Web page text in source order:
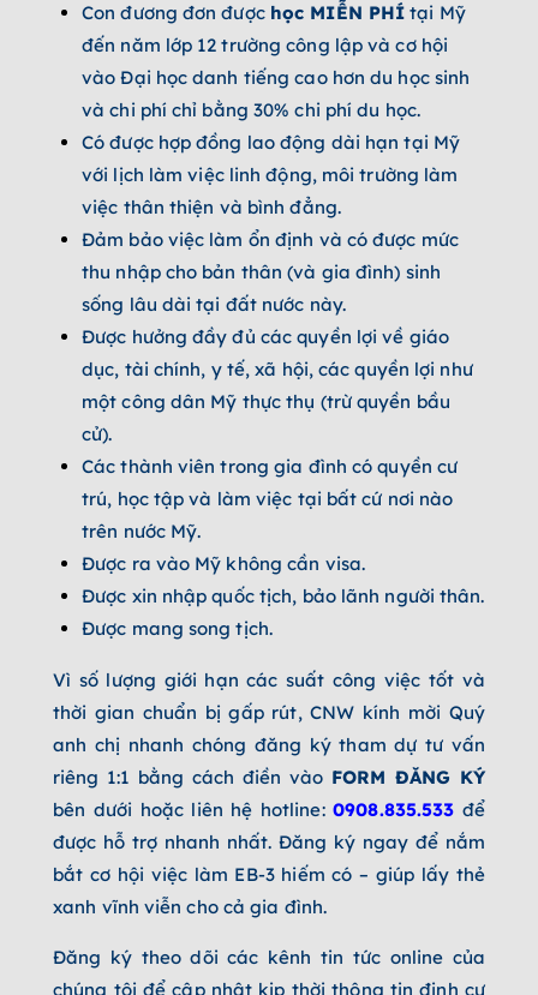
Con đương đơn được học MIỄN PHÍ tại Mỹ
đến năm lớp 12 trường công lập và cơ hội
vào Đại học danh tiếng cao hơn du học sinh
và chi phí chỉ bằng 30% chi phí du học.
Có được hợp đồng lao động dài hạn tại Mỹ
với lịch làm việc linh động, môi trường làm
việc thân thiện và bình đẳng.
Đảm bảo việc làm ổn định và có được mức
thu nhập cho bản thân (và gia đình) sinh
sống lâu dài tại đất nước này.
Được hưởng đầy đủ các quyền lợi về giáo
dục, tài chính, y tế, xã hội, các quyền lợi như
một công dân Mỹ thực thụ (trừ quyền bầu
cử).
Các thành viên trong gia đình có quyền cư
trú, học tập và làm việc tại bất cứ nơi nào
trên nước Mỹ.
Được ra vào Mỹ không cần visa.
Được xin nhập quốc tịch, bảo lãnh người thân.
Được mang song tịch.
Vì số lượng giới hạn các suất công việc tốt và
thời gian chuẩn bị gấp rút, CNW kính mời Quý
anh chị nhanh chóng đăng ký tham dự tư vấn
riêng 1:1 bằng cách điền vào FORM ĐĂNG KÝ
bên dưới hoặc liên hệ hotline:0908.835.533 để
được hỗ trợ nhanh nhất. Đăng ký ngay để nắm
bắt cơ hội việc làm EB-3 hiếm có – giúp lấy thẻ
xanh vĩnh viễn cho cả gia đình.
Đăng ký theo dõi các kênh tin tức online của
chúng tôi để cập nhật kịp thời thông tin định cư